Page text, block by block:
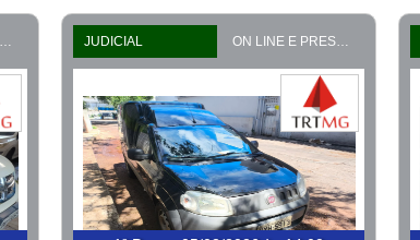
JUDICIAL ON LINE E PRESENCIAL